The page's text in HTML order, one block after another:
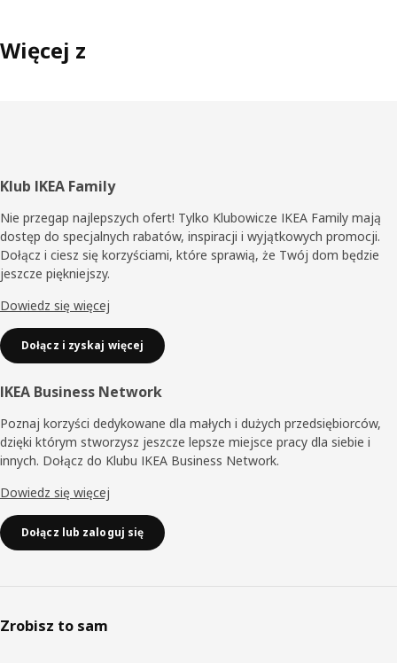
Więcej z
Stopka
Klub IKEA Family
Nie przegap najlepszych ofert! Tylko Klubowicze IKEA Family mają
dostęp do specjalnych rabatów, inspiracji i wyjątkowych promocji.
Dołącz i ciesz się korzyściami, które sprawią, że Twój dom będzie
jeszcze piękniejszy.
Dowiedz się więcej
Dołącz i zyskaj więcej
IKEA Business Network
Poznaj korzyści dedykowane dla małych i dużych przedsiębiorców,
dzięki którym stworzysz jeszcze lepsze miejsce pracy dla siebie i
innych. Dołącz do Klubu IKEA Business Network.
Dowiedz się więcej
Dołącz lub zaloguj się
Zrobisz to sam